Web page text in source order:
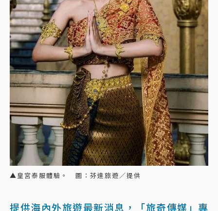
▲皇宮泰服體驗。 圖：芬達旅遊／提供
提供海內外旅遊最新消息，「旅奇傳媒」專